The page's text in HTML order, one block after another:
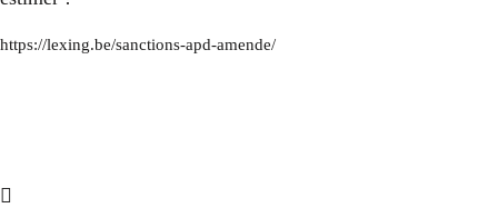
https://lexing.be/sanctions-apd-amende/